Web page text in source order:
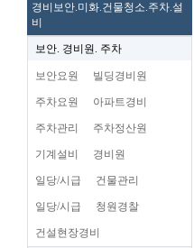
경비보안.미화.건물청소.주차.설
비
보안. 경비원. 주차
보안요원 빌딩경비원
주차요원 아파트경비
주차관리 주차정산원
기계설비 경비원
일당/시급 건물관리
일당/시급 청원경찰
건설현장경비